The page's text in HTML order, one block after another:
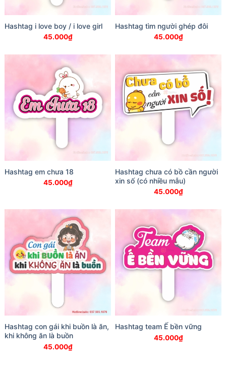
Hashtag i love boy / i love girl
45.000₫
Hashtag tìm người ghép đôi
45.000₫
Hashtag em chưa 18
45.000₫
Hashtag chưa có bồ cần người
xin số (có nhiều mẫu)
45.000₫
Hashtag con gái khi buồn là ăn,
khi không ăn là buồn
45.000₫
Hashtag team Ế bền vững
45.000₫